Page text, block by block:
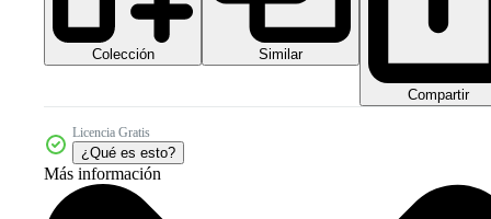
Colección Similar
Compartir
Licencia Gratis
¿Qué es esto?
Más información